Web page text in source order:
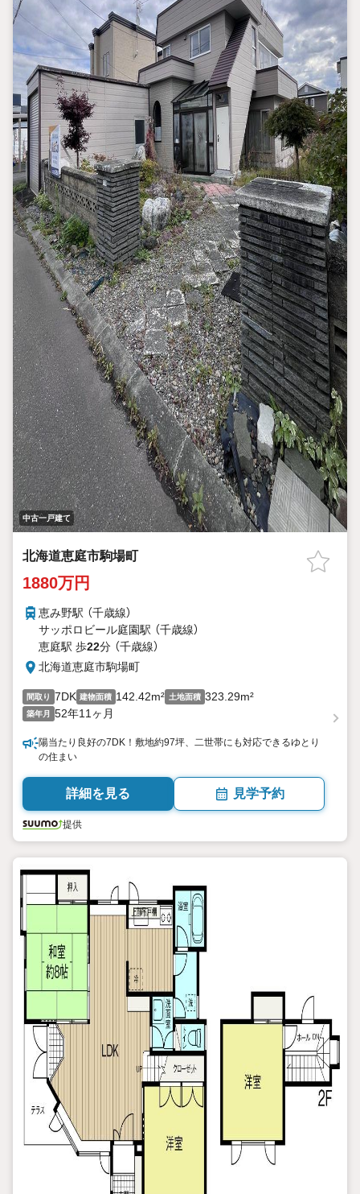
中古一戸建て
北海道恵庭市駒場町
1880万円
恵み野駅 （千歳線）
サッポロビール庭園駅 （千歳線）
恵庭駅 歩22分 （千歳線）
北海道恵庭市駒場町
間取り 7DK 建物面積 142.42m² 土地面積 323.29m²
築年月 52年11ヶ月
陽当たり良好の7DK！敷地約97坪、二世帯にも対応できるゆとり
の住まい
詳細を見る 見学予約
提供